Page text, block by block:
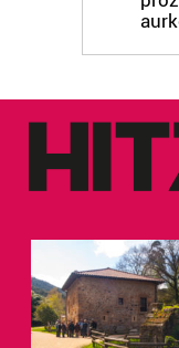
duten interes
Lortu zure datu
buruzko
datuen atalean.
zure baimena
fitxategiak
zerbitzuak
baliatzen gara.
erabiltzeko